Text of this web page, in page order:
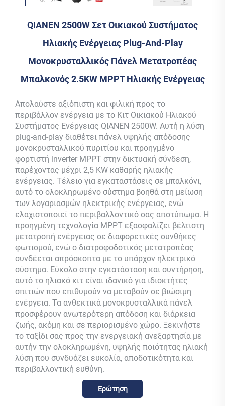
QIANEN 2500W Σετ Οικιακού Συστήματος
Ηλιακής Ενέργειας Plug-And-Play
Μονοκρυσταλλικός Πάνελ Μετατροπέας
Μπαλκονός 2.5KW MPPT Ηλιακής Ενέργειας
Απολαύστε αξιόπιστη και φιλική προς το
περιβάλλον ενέργεια με το Κιτ Οικιακού Ηλιακού
Συστήματος Ενέργειας QIANEN 2500W. Αυτή η λύση
plug-and-play διαθέτει πάνελ υψηλής απόδοσης
μονοκρυσταλλικού πυριτίου και προηγμένο
φορτιστή inverter MPPT στην δικτυακή σύνδεση,
παρέχοντας μέχρι 2,5 KW καθαρής ηλιακής
ενέργειας. Τέλειο για εγκαταστάσεις σε μπαλκόνι,
αυτό το ολοκληρωμένο σύστημα βοηθά στη μείωση
των λογαριασμών ηλεκτρικής ενέργειας, ενώ
ελαχιστοποιεί το περιβαλλοντικό σας αποτύπωμα. Η
προηγμένη τεχνολογία MPPT εξασφαλίζει βέλτιστη
μετατροπή ενέργειας σε διαφορετικές συνθήκες
φωτισμού, ενώ ο διατροφοδοτικός μετατροπέας
συνδέεται απρόσκοπτα με το υπάρχον ηλεκτρικό
σύστημα. Εύκολο στην εγκατάσταση και συντήρηση,
αυτό το ηλιακό κιτ είναι ιδανικό για ιδιοκτήτες
σπιτιών που επιθυμούν να μεταβούν σε βιώσιμη
ενέργεια. Τα ανθεκτικά μονοκρυσταλλικά πάνελ
προσφέρουν ανωτερότερη απόδοση και διάρκεια
ζωής, ακόμη και σε περιορισμένο χώρο. Ξεκινήστε
το ταξίδι σας προς την ενεργειακή ανεξαρτησία με
αυτήν την ολοκληρωμένη, υψηλής ποιότητας ηλιακή
λύση που συνδυάζει ευκολία, αποδοτικότητα και
περιβαλλοντική ευθύνη.
Ερώτηση